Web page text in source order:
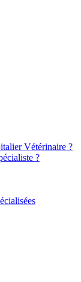
Vétérinaire ?
?